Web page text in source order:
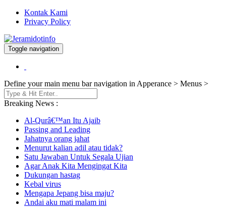
Kontak Kami
Privacy Policy
Jeramidotinfo
Berita dan Informasi Terkini
Toggle navigation
Define your main menu bar navigation in Apperance > Menus >
Breaking News :
Al-Qurâ€™an Itu Ajaib
Passing and Leading
Jahatnya orang jahat
Menurut kalian adil atau tidak?
Satu Jawaban Untuk Segala Ujian
Agar Anak Kita Mengingat Kita
Dukungan hastag
Kebal virus
Mengapa Jepang bisa maju?
Andai aku mati malam ini